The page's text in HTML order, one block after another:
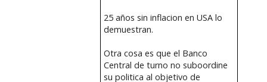
25 años sin inflacion en USA lo
demuestran.
Otra cosa es que el Banco
Central de turno no suboordine
su politica al objetivo de